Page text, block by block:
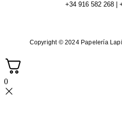
+34 916 582 268 |
Copyright © 2024 Papelería
0